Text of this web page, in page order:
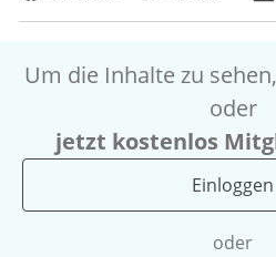
Um die Inhalte zu
oder
jetzt kostenlos
Einloggen
oder